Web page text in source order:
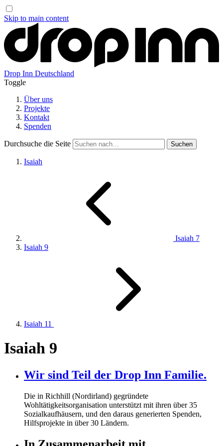
Skip to main content
Drop Inn Deutschland
Toggle
Über uns
Projekte
Kontakt
Spenden
Durchsuche die Seite
Isaiah
Isaiah 7
Isaiah 9
Isaiah 11
Isaiah 9
Wir sind Teil der Drop Inn Familie.
Die in Richhill (Nordirland) gegründete
Wohltätigkeitsorganisation unterstützt mit ihren über35
Sozialkaufhäusern, und den daraus generierten Spenden,
Hilfsprojekte in über30 Ländern.